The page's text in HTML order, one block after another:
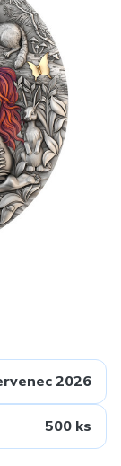
2026
500 ks